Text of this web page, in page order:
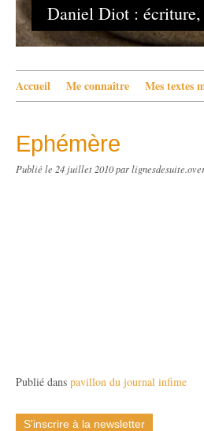
Daniel Diot :
Accueil Me connaître Mes textes
Ephémère
Publié le 24 juillet 2010par
Publié dans pavillon du journal infime
S'inscrire à la newsletter